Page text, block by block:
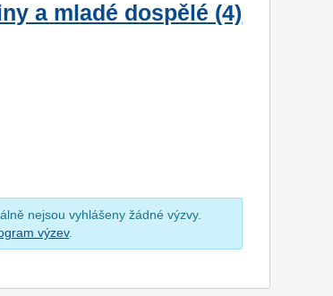
a mladé dospělé (4)
nejsou vyhlášeny žádné výzvy.
výzev.